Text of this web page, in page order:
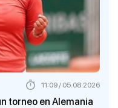
torneo en Alemania
11:09 / 05.08.2026